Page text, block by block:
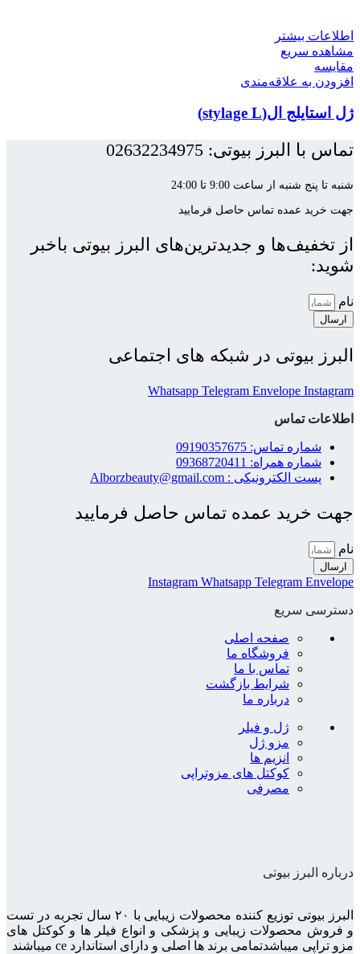
اطلاعات بیشتر
مشاهده سریع
مقایسه
افزودن به علاقه‌مندی
ژل استایلج ال(stylage L)
تماس با البرز بیوتی: 02632234975
شنبه تا پنج شنبه از ساعت 9:00 تا 24:00
جهت خرید عمده تماس حاصل فرمایید
از تخفیف‌ها و جدیدترین‌های البرز بیوتی باخبر
شوید:
نام
ارسال
البرز بیوتی در شبکه های اجتماعی
Whatsapp Telegram Envelope Instagram
اطلاعات تماس
شماره تماس: 09190357675
شماره همراه: 09368720411
پست الکترونیکی : Alborzbeauty@gmail.com
جهت خرید عمده تماس حاصل فرمایید
نام
ارسال
Instagram Whatsapp Telegram Envelope
دسترسی سریع
صفحه اصلی
فروشگاه ما
تماس با ما
شرایط بازگشت
درباره ما
ژل و فیلر
مزو ژل
انزیم ها
کوکتل های مزوتراپی
مصرفی
درباره البرز بیوتی
البرز بیوتی توزیع کننده محصولات زیبایی با ۲۰ سال تجربه در تست
و فروش محصولات زیبایی و پزشکی و انواع فیلر ها و کوکتل های
مزو تراپی میباشدتمامی برند ها اصلی و دارای استاندارد ce میباشند